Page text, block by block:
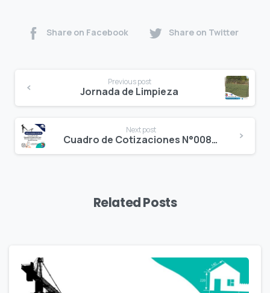
Share on Facebook Share on Twitter
Reading
Previous post
Jornada de Limpieza
Next post
Cuadro de Cotizaciones N°008-2024
Related Posts